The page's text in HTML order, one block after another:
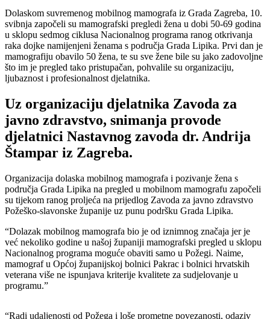
Dolaskom suvremenog mobilnog mamografa iz Grada Zagreba, 10.
svibnja započeli su mamografski pregledi žena u dobi 50-69 godina
u sklopu sedmog ciklusa Nacionalnog programa ranog otkrivanja
raka dojke namijenjeni ženama s područja Grada Lipika. Prvi dan je
mamografiju obavilo 50 žena, te su sve žene bile su jako zadovoljne
što im je pregled tako pristupačan, pohvalile su organizaciju,
ljubaznost i profesionalnost djelatnika.
Uz organizaciju djelatnika Zavoda za
javno zdravstvo, snimanja provode
djelatnici Nastavnog zavoda dr. Andrija
Štampar iz Zagreba.
Organizacija dolaska mobilnog mamografa i pozivanje žena s
područja Grada Lipika na pregled u mobilnom mamografu započeli
su tijekom ranog proljeća na prijedlog Zavoda za javno zdravstvo
Požeško-slavonske županije uz punu podršku Grada Lipika.
“Dolazak mobilnog mamografa bio je od iznimnog značaja jer je
već nekoliko godine u našoj županiji mamografski pregled u sklopu
Nacionalnog programa moguće obaviti samo u Požegi. Naime,
mamograf u Općoj županijskoj bolnici Pakrac i bolnici hrvatskih
veterana više ne ispunjava kriterije kvalitete za sudjelovanje u
programu.”
“Radi udaljenosti od Požega i loše prometne povezanosti, odaziv